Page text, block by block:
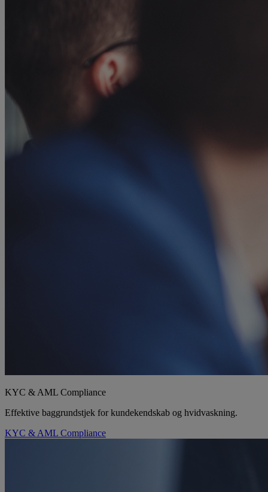
KYC & AML Compliance
Effektive baggrundstjek for kundekendskab og hvidvaskning.
KYC & AML Compliance